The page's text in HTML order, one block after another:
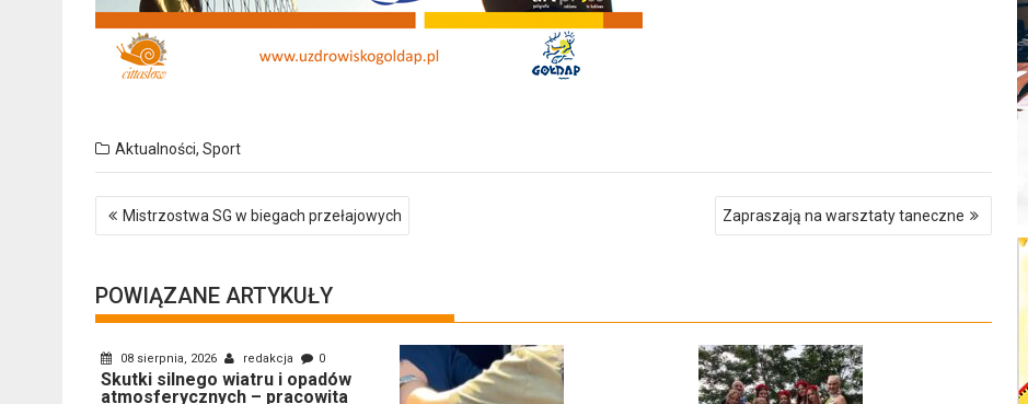
Aktualności, Sport
Nawigacja
wpisu
Mistrzostwa SG w biegach przełajowych Zapraszają na warsztaty taneczne
POWIĄZANE ARTYKUŁY
08 sierpnia, 2026 redakcja 0
Skutki silnego wiatru i opadów
atmosferycznych – pracowita